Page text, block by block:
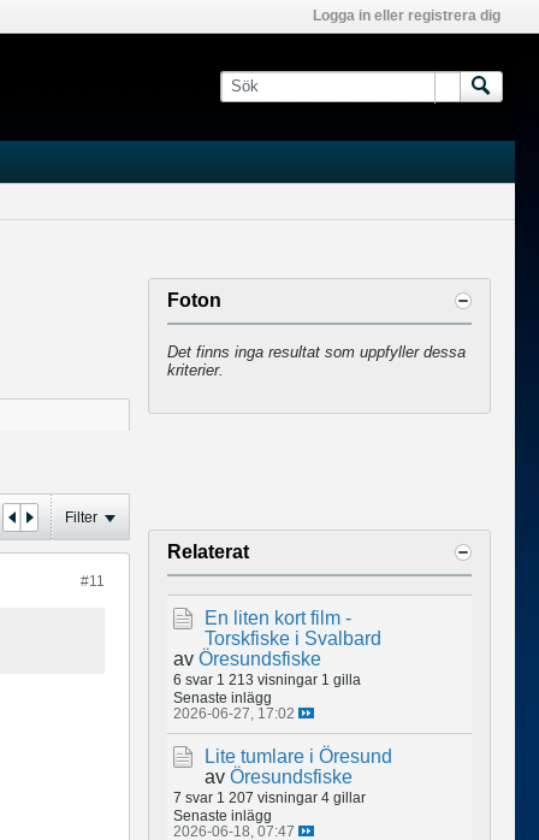
Logga in eller registrera dig
Filter
#11
Foton
Det finns inga resultat som uppfyller dessa
kriterier.
Relaterat
En liten kort film -
Torskfiske i Svalbard
av Öresundsfiske
6 svar 1 213 visningar 1 gilla
Senaste inlägg
2026-06-27, 17:02
Lite tumlare i Öresund
av Öresundsfiske
7 svar 1 207 visningar 4 gillar
Senaste inlägg
2026-06-18, 07:47